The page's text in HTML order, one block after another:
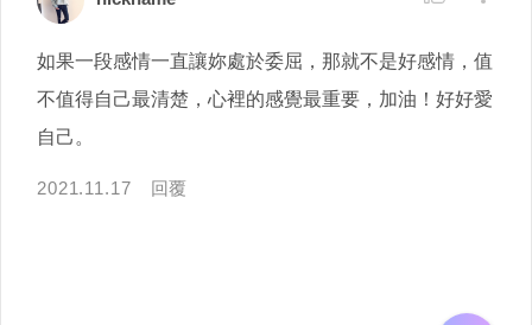
如果一段感情一直讓妳處於委屈，那就不是好感情，值
不值得自己最清楚，心裡的感覺最重要，加油！好好愛
自己。
2021.11.17 回覆